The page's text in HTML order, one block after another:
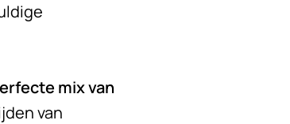
mix van
van